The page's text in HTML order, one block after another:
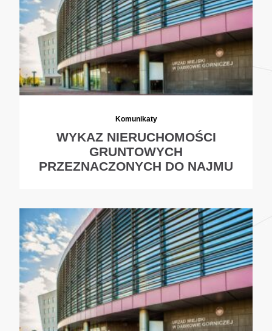
Komunikaty
WYKAZ NIERUCHOMOŚCI
GRUNTOWYCH
PRZEZNACZONYCH DO NAJMU